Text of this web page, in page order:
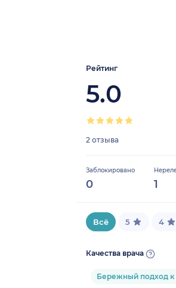
Рейтинг
5.0
2 отзыва
Заблокировано
0 1
Всё 5 4
Качества врача
Бережный подход к